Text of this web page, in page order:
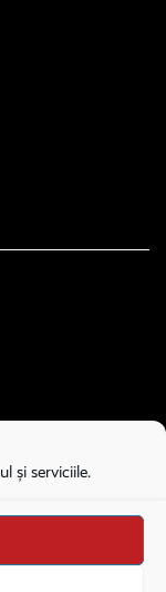
și serviciile.
sub licența SC